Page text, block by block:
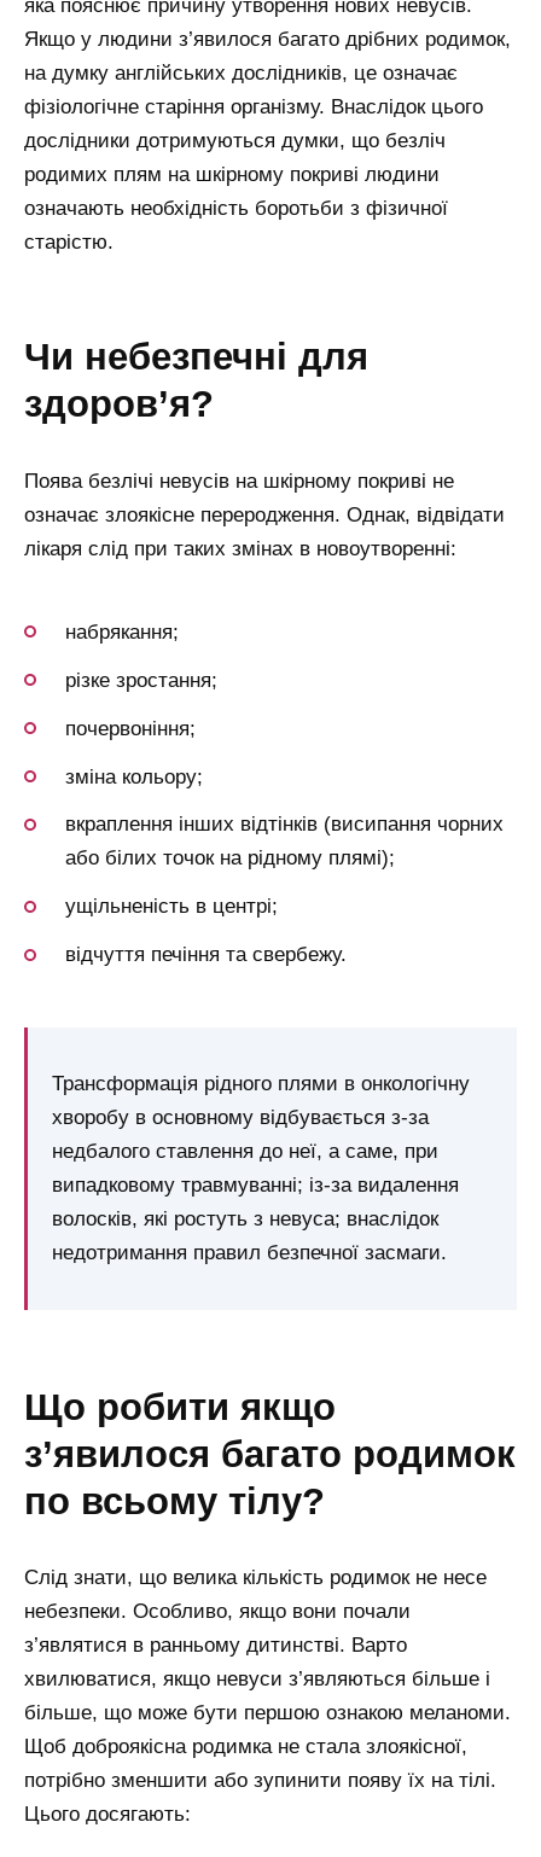
яка пояснює причину утворення нових невусів.
Якщо у людини з’явилося багато дрібних родимок,
на думку англійських дослідників, це означає
фізіологічне старіння організму. Внаслідок цього
дослідники дотримуються думки, що безліч
родимих плям на шкірному покриві людини
означають необхідність боротьби з фізичної
старістю.
чи небезпечні для
здоров’я?
Поява безлічі невусів на шкірному покриві не
означає злоякісне переродження. Однак, відвідати
лікаря слід при таких змінах в новоутворенні:
набрякання;
різке зростання;
почервоніння;
зміна кольору;
вкраплення інших відтінків (висипання чорних
або білих точок на рідному плямі);
ущільненість в центрі;
відчуття печіння та свербежу.
Трансформація рідного плями в онкологічну
хворобу в основному відбувається з-за
недбалого ставлення до неї, а саме, при
випадковому травмуванні; із-за видалення
волосків, які ростуть з невуса; внаслідок
недотримання правил безпечної засмаги.
що робити якщо
з’явилося багато родимок
по всьому тілу?
Слід знати, що велика кількість родимок не несе
небезпеки. Особливо, якщо вони почали
з’являтися в ранньому дитинстві. Варто
хвилюватися, якщо невуси з’являються більше і
більше, що може бути першою ознакою меланоми.
Щоб доброякісна родимка не стала злоякісної,
потрібно зменшити або зупинити появу їх на тілі.
Цього досягають: